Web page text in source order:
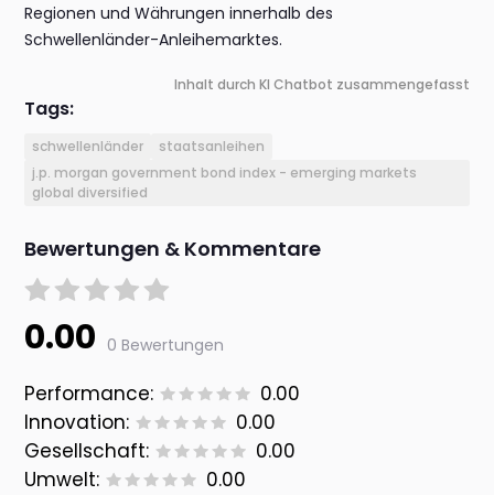
Regionen und Währungen innerhalb des
Schwellenländer-Anleihemarktes.
Inhalt durch KI Chatbot zusammengefasst
Tags:
schwellenländer
staatsanleihen
j.p. morgan government bond index - emerging markets
global diversified
Bewertungen & Kommentare
0.00 0 Bewertungen
Performance:
0.00
Innovation:
0.00
Gesellschaft:
0.00
Umwelt:
0.00